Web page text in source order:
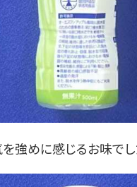
強めに感じるお味でし